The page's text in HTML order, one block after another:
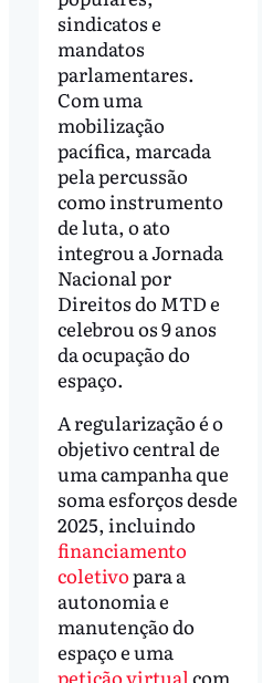
sindicatos e
mandatos
parlamentares.
Com uma
mobilização
pacífica, marcada
pela percussão
como instrumento
de luta, o ato
integrou a Jornada
Nacional por
Direitos do MTD e
celebrou os 9 anos
da ocupação do
espaço.
A regularização é o
objetivo central de
uma campanha que
soma esforços desde
2025, incluindo
financiamento
coletivopara a
autonomia e
manutenção do
espaço e uma
petição virtualcom